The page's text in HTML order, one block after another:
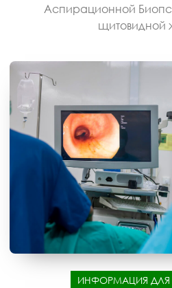
Аспирационной
щитовидной
ИНФОРМАЦИЯ ДЛЯ